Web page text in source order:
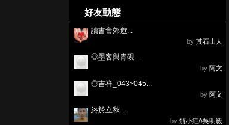
好友動態
讀書會郊遊...
by 其石山人
◎墨客與青硯...
by 阿文
◎吉祥_043~045...
by 阿文
終於立秋...
by 頹小疤//吳明毅